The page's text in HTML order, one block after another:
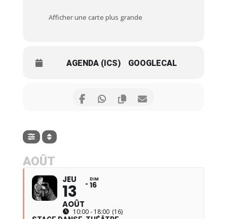
Afficher une carte plus grande
AGENDA (ICS) GOOGLECAL
AOÛT
JEU
13
AOÛT
DIM
16
10:00 - 18:00 (16)